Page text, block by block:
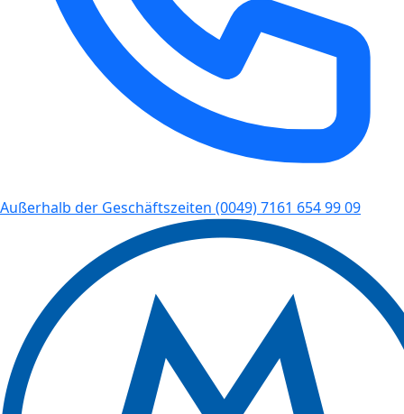
Außerhalb der Geschäftszeiten (0049) 7161 654 99 09